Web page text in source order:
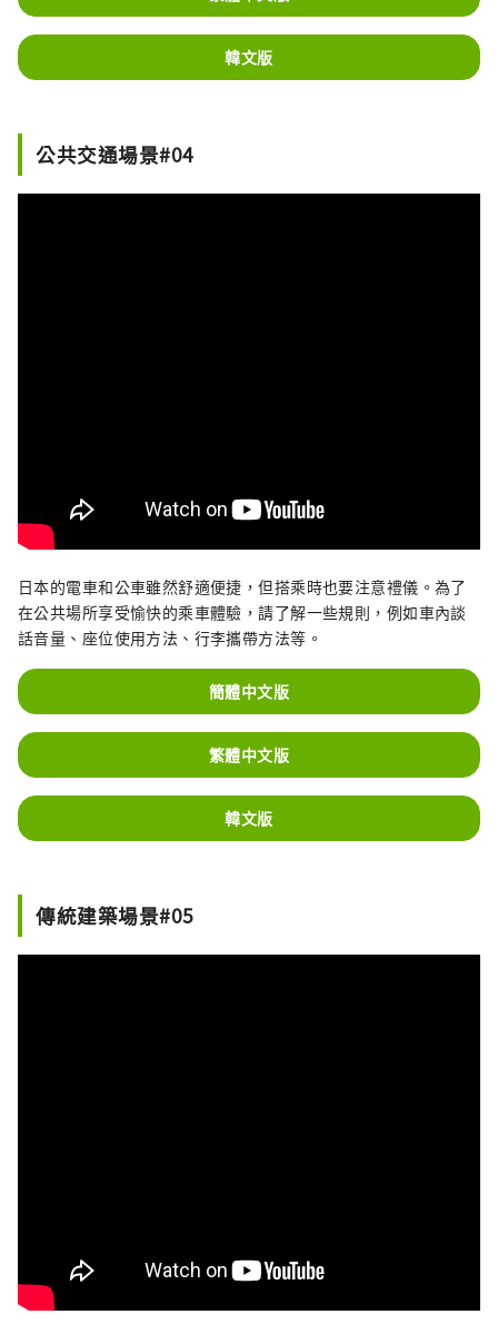
韓文版
公共交通場景#04
日本的電車和公車雖然舒適便捷，但搭乘時也要注意禮儀。為了
在公共場所享受愉快的乘車體驗，請了解一些規則，例如車內談
話音量、座位使用方法、行李攜帶方法等。
簡體中文版
繁體中文版
韓文版
傳統建築場景#05